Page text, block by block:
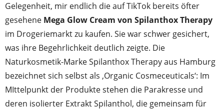
Gelegenheit, mir endlich die auf TikTok bereits öfter
gesehene Mega Glow Cream von Spilanthox Therapy
im Drogeriemarkt zu kaufen. Sie war schwer gesichert,
was ihre Begehrlichkeit deutlich zeigte. Die
Naturkosmetik-Marke Spilanthox Therapy aus Hamburg
bezeichnet sich selbst als ‚Organic Cosmeceuticals‘: Im
MIttelpunkt der Produkte stehen die Parakresse und
deren isolierter Extrakt Spilanthol, die gemeinsam für